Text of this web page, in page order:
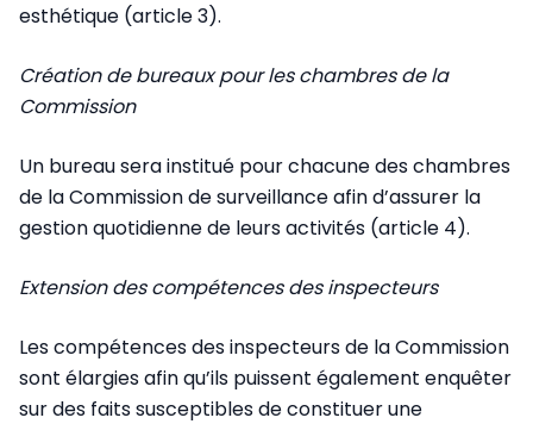
esthétique (article 3).
Création de bureaux pour les chambres de la
Commission
Un bureau sera institué pour chacune des chambres
de la Commission de surveillance afin d’assurer la
gestion quotidienne de leurs activités (article 4).
Extension des compétences des inspecteurs
Les compétences des inspecteurs de la Commission
sont élargies afin qu’ils puissent également enquêter
sur des faits susceptibles de constituer une